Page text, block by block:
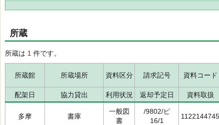
所蔵
所蔵は 1 件です。
所蔵館 所蔵場所 資料区分 請求記号 資料コード
配架日 協力貸出 利用状況 返却予定日 資料取扱
多摩 書庫
一般図
書
/9802/ピ
16/1
1122144745